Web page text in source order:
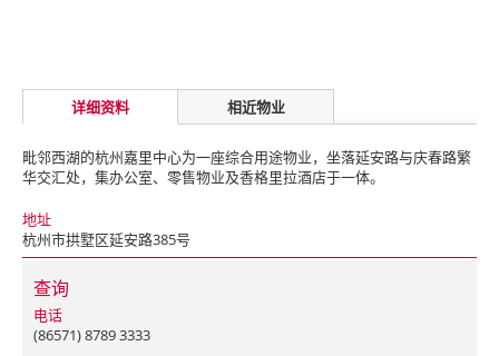
详细资料 相近物业
毗邻西湖的杭州嘉里中心为一座综合用途物业，坐落延安路与庆春路繁
华交汇处，集办公室、零售物业及香格里拉酒店于一体。
地址
杭州市拱墅区延安路385号
查询
电话
(86571) 8789 3333